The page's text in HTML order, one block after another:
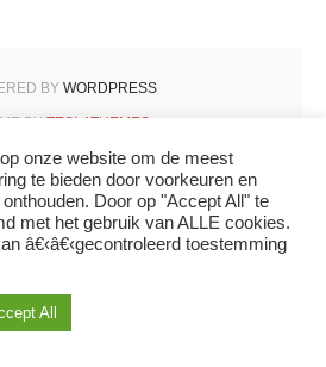
BY WORDPRESS
BY TESLATHEMES
onze website om de meest
te bieden door voorkeuren en
Door op "Accept All" te
met het gebruik van ALLE cookies.
â€‹â€‹gecontroleerd toestemming
All